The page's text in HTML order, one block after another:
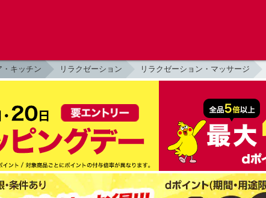
キッチン リラクゼーション リラクゼーション・マッサージ